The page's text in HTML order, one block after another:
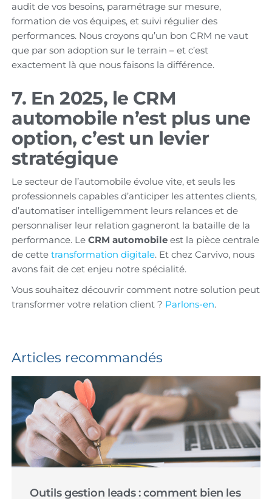
audit de vos besoins, paramétrage sur mesure,
formation de vos équipes, et suivi régulier des
performances. Nous croyons qu’un bon CRM ne vaut
que par son adoption sur le terrain – et c’est
exactement là que nous faisons la différence.
7. En 2025, le CRM
automobile n’est plus une
option, c’est un levier
stratégique
Le secteur de l’automobile évolue vite, et seuls les
professionnels capables d’anticiper les attentes clients,
d’automatiser intelligemment leurs relances et de
personnaliser leur relation gagneront la bataille de la
performance. LeCRM automobileest la pièce centrale
de cette transformation digitale. Et chez Carvivo, nous
avons fait de cet enjeu notre spécialité.
Vous souhaitez découvrir comment notre solution peut
transformer votre relation client ? Parlons-en.
Articles recommandés
Outils gestion leads : comment bien les